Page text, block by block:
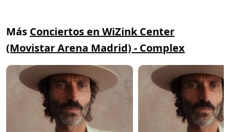
Más Conciertos en WiZink Center
(Movistar Arena Madrid) - Complex